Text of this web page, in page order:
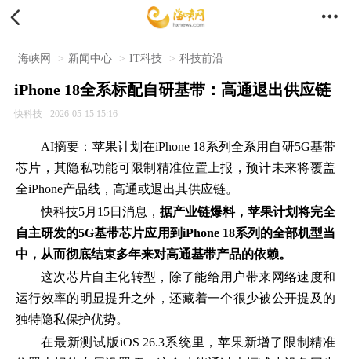
 
海峡网 > 新闻中心 > IT科技 > 科技前沿
iPhone 18全系标配自研基带：高通退出供应链
快科技 2026-05-15 15:16
AI摘要：苹果计划在iPhone 18系列全系用自研5G基带
芯片，其隐私功能可限制精准位置上报，预计未来将覆盖
全iPhone产品线，高通或退出其供应链。
快科技5月15日消息， 据产业链爆料，苹果计划将完全
自主研发的5G基带芯片应用到iPhone 18系列的全部机型当
中，从而彻底结束多年来对高通基带产品的依赖。
这次芯片自主化转型，除了能给用户带来网络速度和
运行效率的明显提升之外，还藏着一个很少被公开提及的
独特隐私保护优势。
在最新测试版iOS 26.3系统里，苹果新增了限制精准